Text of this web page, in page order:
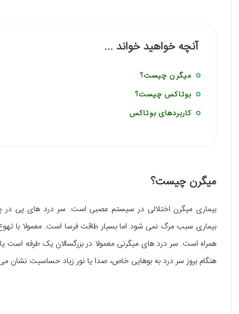
آنچه خواهید خواند ...
میگرن چیست؟
بوتاکس چیست؟
کاربردهای بوتاکس
میگرن چیست؟
بیماری میگرن اختلالی در سیستم عصبی است. سر درد های پی در
بیماری سبب مرگ نمی شود اما بسیار طاقت فرسا است. معمولا با
همراه است. سر درد های میگرنی معمولا در بزرگسالان یک طرفه
هنگام بروز سر درد به بوهایی خاص، صدا یا نور زیاد حساسیت نشان